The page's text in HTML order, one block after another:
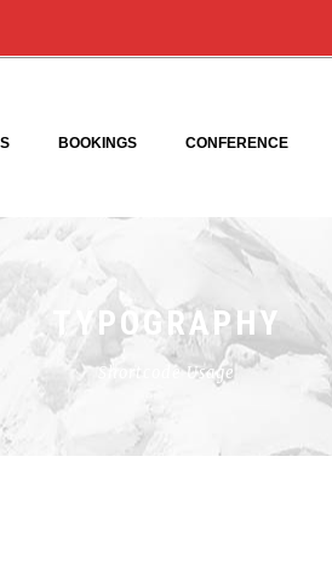
BOOKINGS CONFERENCE
TYPOGRAPHY
Shortcode Usage